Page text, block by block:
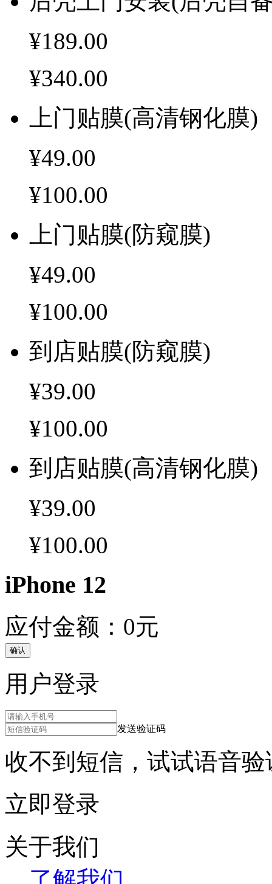
¥189.00
¥340.00
上门贴膜(高清钢化膜)
¥49.00
¥100.00
上门贴膜(防窥膜)
¥49.00
¥100.00
到店贴膜(防窥膜)
¥39.00
¥100.00
到店贴膜(高清钢化膜)
¥39.00
¥100.00
iPhone 12
应付金额： 0元
确认
用户登录
发送验证码
收不到短信，试试语音验
立即登录
关于我们